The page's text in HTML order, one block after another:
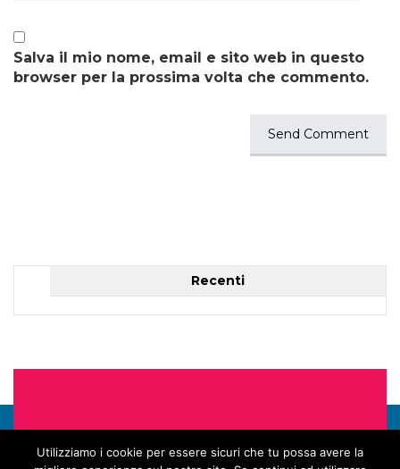
Salva il mio nome, email e sito web in questo
browser per la prossima volta che commento.
Recenti
Utilizziamo i cookie per essere sicuri che tu possa avere la